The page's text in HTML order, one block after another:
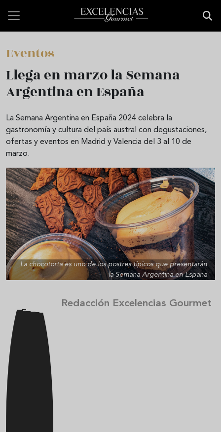
Eventos
Llega en marzo la Semana
Argentina en España
La Semana Argentina en España 2024 celebra la
gastronomía y cultura del país austral con degustaciones,
ofertas y eventos en Madrid y Valencia del 3 al 10 de
marzo.
La chocotorta es uno de los postres típicos que presentarán
la Semana Argentina en España
Redacción Excelencias Gourmet